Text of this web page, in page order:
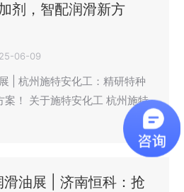
剂，智配润滑新方
06-09
| 杭州施特安化工：精研特种
案！ 关于施特安化工 杭州施特
油展 | 济南恒科：抢